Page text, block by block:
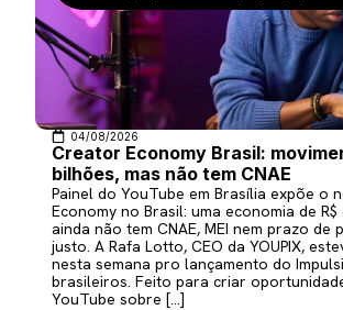
04/08/2026
Creator Economy Brasil:
bilhões, mas não tem CNAE
Painel do YouTube em Brasília expõe o
Economy no Brasil: uma economia de
ainda não tem CNAE, MEI nem prazo de
justo. A Rafa Lotto, CEO da YOUPIX,
nesta semana pro lançamento do
brasileiros. Feito para criar
YouTube sobre […]